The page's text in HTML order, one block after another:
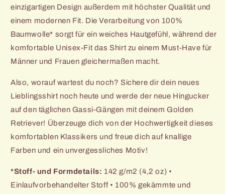
einzigartigen Design außerdem mit höchster Qualität und
einem modernen Fit. Die Verarbeitung von 100%
Baumwolle* sorgt für ein weiches Hautgefühl, während der
komfortable Unisex-Fit das Shirt zu einem Must-Have für
Männer und Frauen gleichermaßen macht.
Also, worauf wartest du noch? Sichere dir dein neues
Lieblingsshirt noch heute und werde der neue Hingucker
auf den täglichen Gassi-Gängen mit deinem Golden
Retriever! Überzeuge dich von der Hochwertigkeit dieses
komfortablen Klassikers und freue dich auf knallige
Farben und ein unvergessliches Motiv!
*Stoff- und Formdetails: 142 g/m2 (4,2 oz) •
Einlaufvorbehandelter Stoff • 100% gekämmte und